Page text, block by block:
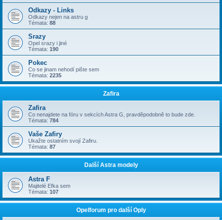
Odkazy - Links
Odkazy nejen na astru g
Témata: 88
Srazy
Opel srazy i jiné
Témata: 190
Pokec
Co se jinam nehodí pište sem
Témata: 2235
Zafira
Zafira
Co nenajdete na fóru v sekcích Astra G, pravděpodobně to bude zde.
Témata: 784
Vaše Zafiry
Ukažte ostatním svojí Zafiru.
Témata: 87
Další Astra modely
Astra F
Majitelé Efka sem
Témata: 107
Opelforum pro další Oply